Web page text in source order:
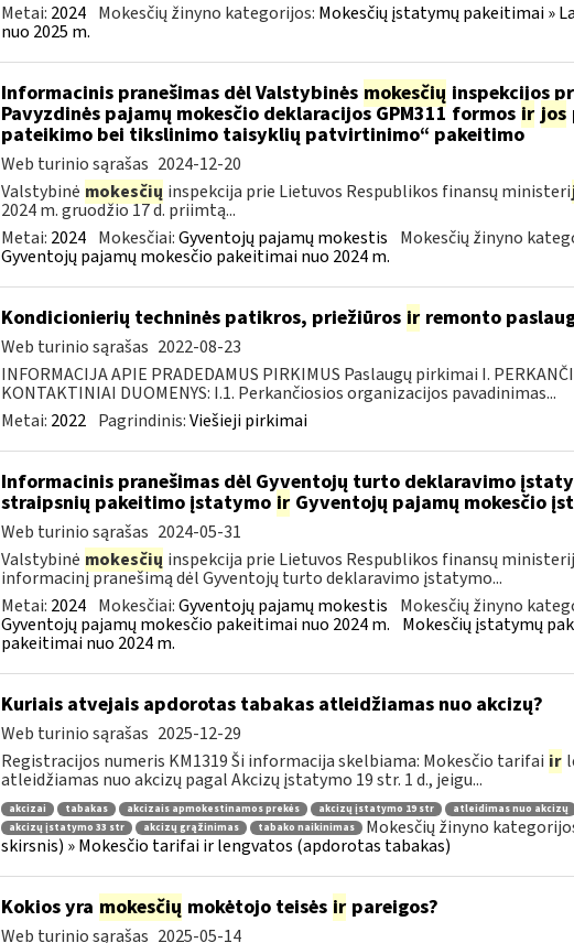
Metai: 2024 Mokesčių žinyno kategorijos: Mokesčių įstatymų pakeitimai »
nuo 2025 m.
Informacinis pranešimas dėl Valstybinės mokesčių inspekcijos
Pavyzdinės pajamų mokesčio deklaracijos GPM311 formos ir jos
pateikimo bei tikslinimo taisyklių patvirtinimo“ pakeitimo
Web turinio sąrašas 2024-12-20
Valstybinė mokesčių inspekcija prie Lietuvos Respublikos finansų ministeri
2024 m. gruodžio 17 d. priimtą...
Metai: 2024 Mokesčiai:Gyventojų pajamų mokestis Mokesčių žinyno
Gyventojų pajamų mokesčio pakeitimai nuo 2024 m.
Kondicionierių techninės patikros, priežiūros irremonto
Web turinio sąrašas 2022-08-23
INFORMACIJA APIE PRADEDAMUS PIRKIMUS Paslaugų pirkimai I.
KONTAKTINIAI DUOMENYS: I.1. Perkančiosios organizacijos pavadinimas...
Metai: 2022 Pagrindinis:Viešieji pirkimai
Informacinis pranešimas dėl Gyventojų turto deklaravimo
straipsnių pakeitimo įstatymo irGyventojų pajamų mokesčio
Web turinio sąrašas 2024-05-31
Valstybinė mokesčių inspekcija prie Lietuvos Respublikos finansų
informacinį pranešimą dėl Gyventojų turto deklaravimo įstatymo...
Metai: 2024 Mokesčiai:Gyventojų pajamų mokestis Mokesčių žinyno
Gyventojų pajamų mokesčio pakeitimai nuo 2024 m. Mokesčių įstatymų
pakeitimai nuo 2024 m.
Kuriais atvejais apdorotas tabakas atleidžiamas nuo akcizų?
Web turinio sąrašas 2025-12-29
Registracijos numeris KM1319 Ši informacija skelbiama: Mokesčio tarifai ir
atleidžiamas nuo akcizų pagal Akcizų įstatymo 19 str. 1 d., jeigu...
akcizai tabakas akcizais apmokestinamos prekės akcizų įstatymo 19 str atleidimas nuo akcizų
akcizų įstatymo 33 str
akcizų grąžinimas tabako naikinimas Mokesčių žinyno
skirsnis) » Mokesčio tarifai ir lengvatos (apdorotas tabakas)
Kokios yra mokesčių mokėtojo teisės irpareigos?
Web turinio sąrašas 2025-05-14